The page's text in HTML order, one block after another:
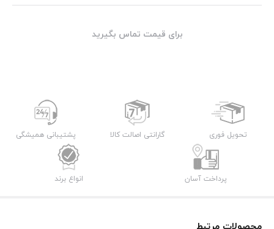
برای قیمت تماس بگیرید
تحویل فوری گارانتی اصالت کالا پشتیبانی همیشگی
پرداخت آسان انواع برند